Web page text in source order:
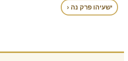
ישעיהו פרק נה ‹